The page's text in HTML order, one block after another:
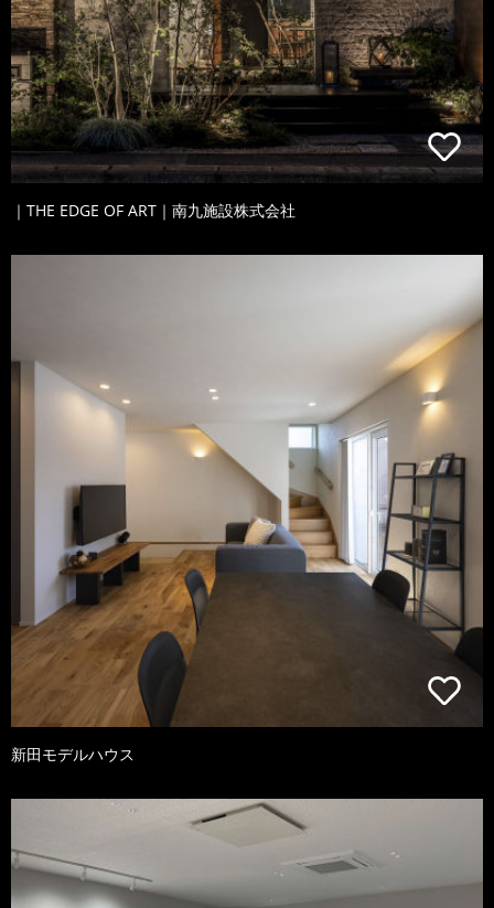
｜THE EDGE OF ART｜南九施設株式会社
新田モデルハウス